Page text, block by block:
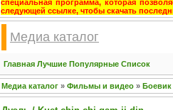
специальная программа, которая
следующей ссылке, чтобы скачать
Медиа каталог
Главная Лучшие Популярные Список
Медиа каталог » Фильмы и видео » Боевик